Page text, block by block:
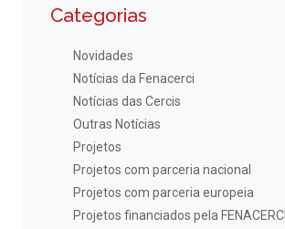
Categorias
Novidades
Notícias da Fenacerci
Notícias das Cercis
Outras Notícias
Projetos
Projetos com parceria nacional
Projetos com parceria europeia
Projetos financiados pela FENACERCI